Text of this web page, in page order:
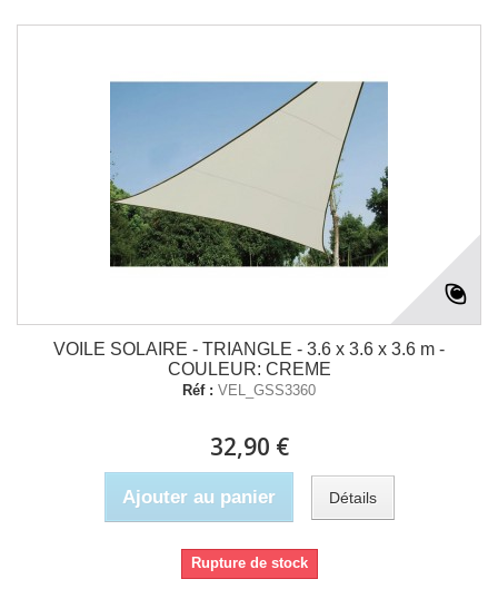
VOILE SOLAIRE - TRIANGLE - 3.6 x 3.6 x 3.6 m -
COULEUR: CREME
Réf : VEL_GSS3360
32,90 €
Ajouter au panier Détails
Rupture de stock